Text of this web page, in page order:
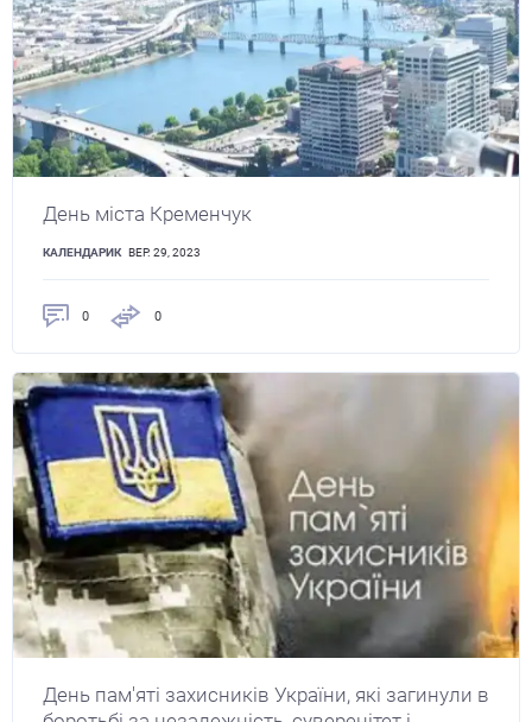
День міста Кременчук
КАЛЕНДАРИК ВЕР. 29, 2023
0 0
День пам'яті захисників України, які загинули в